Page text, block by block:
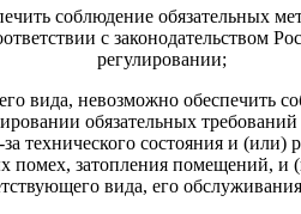
соблюдение обязательных
с законодательством
регулировании;
вида, невозможно обеспечить
обязательных
технического состояния и
затопления помещений, и
вида, его